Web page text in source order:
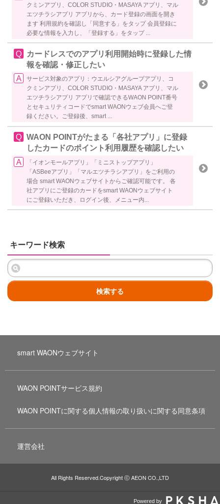
クミンアプリ、COLOR STUDIO・MASAYA アプリ、マル
エツチラシアプリ アプリから、カード登録の画面を開き
ます 利用規約を確認し「同意する」をタップ 会員登録に
必要な情報を入力し、「登録する」をタップ ...
カードレスでのアプリ利用開始時に登録した情
報を確認・修正したい
サービス対象のアプリ：ウエルシアグループアプリ、コ
クミンアプリ、COLOR STUDIO・MASAYA アプリ、マル
エツチラシアプリ アプリで確認できるWAON POINT番号
とセキュリティコードでsmart WAONウェブ会員へご登
録ください。ご登録後、smart ...
WAON POINTがたまる「各社アプリ」に登録
したカードのポイント利用履歴を確認したい
「イオンモールアプリ」「ミニストップアプリ」
「ASBeeアプリ」「マルエツチラシアプリ」をご利用の
場合 smart WAONウェブサイトからご確認可能です。 各
社アプリにご登録のカードをsmart WAONウェブサイト
にご登録いただき、ログイン後、メニュー内...
キーワード検索
検索する
smart WAONウェブサイト
WAON POINTサービス規約
WAON POINTに関する個人情報の取り扱いに関する同意条項
運営会社
All Rights Reserved.Copyright ⓒ AEON CO.,LTD
Powered by